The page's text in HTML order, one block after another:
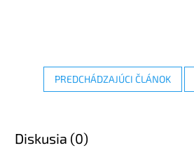
PREDCHÁDZAJÚCI ČLÁNOK
Diskusia (0)